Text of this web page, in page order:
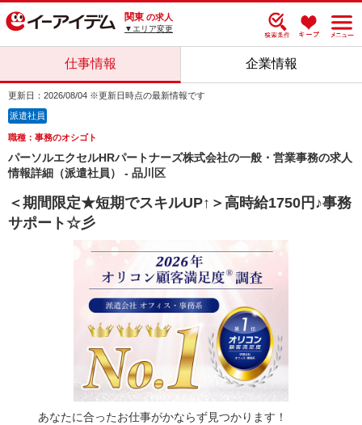
関東 の求人
▼エリア変更
仕事情報 企業情報
更新日：2026/08/04 ※更新日時点の最新情報です
派遣社員
職種：事務のオシゴト
パーソルエクセルHRパートナーズ株式会社の一般・営業事務の求人
情報詳細（派遣社員） - 品川区
＜期間限定★短期でスキルUP↑＞高時給1750円♪事務
サポート☆彡
あなたに合ったお仕事がかならず見つかります！